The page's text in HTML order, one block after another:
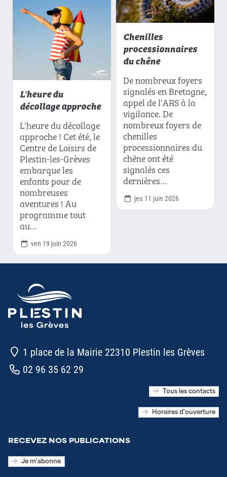
L'heure du
décollage approche
L'heure du décollage
approche ! Cet été, le
Centre de Loisirs de
Plestin-les-Grèves
embarque les
enfants pour de
nombreuses
aventures ! Au
programme tout
au…
ven 19 juin 2026
Chenilles
processionnaires
du chêne
De nombreux foyers
signalés en Bretagne,
appel de l'ARS à la
vigilance. De
nombreux foyers de
chenilles
processionnaires du
chêne ont été
signalés ces
dernières…
jeu 11 juin 2026
1 place de la Mairie 22310 Plestin les Grèves
02 96 35 62 29
Tous les contacts
Horaires d'ouverture
RECEVEZ NOS PUBLICATIONS
Je m'abonne